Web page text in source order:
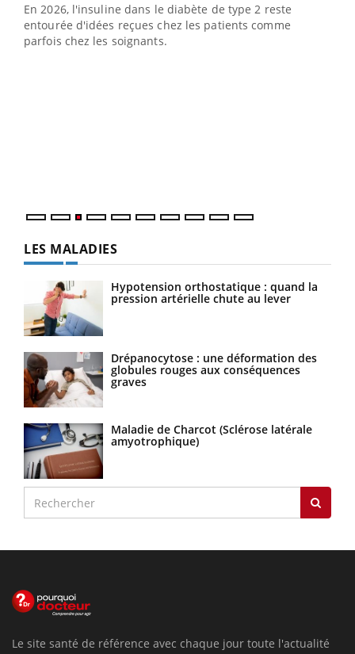
En 2026, l'insuline dans le diabète de type 2 reste
entourée d'idées reçues chez les patients comme
parfois chez les soignants.
LES MALADIES
Hypotension orthostatique : quand la
pression artérielle chute au lever
Drépanocytose : une déformation des
globules rouges aux conséquences
graves
Maladie de Charcot (Sclérose latérale
amyotrophique)
Le site santé de référence avec chaque jour toute l'actualité